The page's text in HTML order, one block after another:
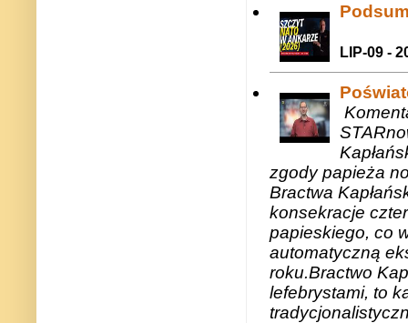
LIP-09 -
zgody papieża
Bractwa
konsekracje
papieskiego, co
automatyczną
roku.Bractwo
lefebrystami, to